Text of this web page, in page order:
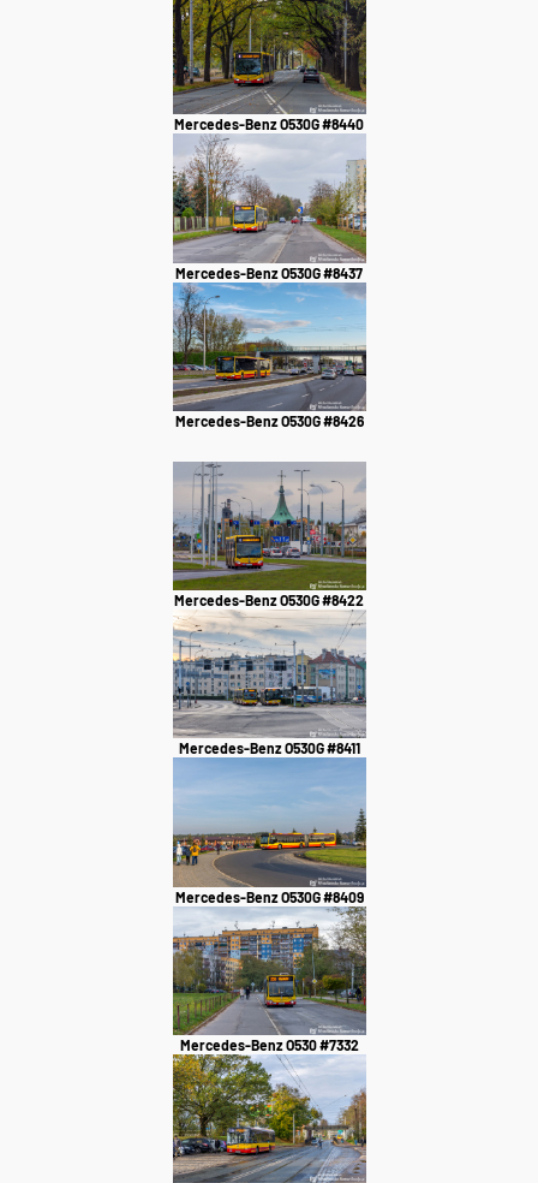
Mercedes-Benz O530G #8440
Mercedes-Benz O530G #8437
Mercedes-Benz O530G #8426
Mercedes-Benz O530G #8422
Mercedes-Benz O530G #8411
Mercedes-Benz O530G #8409
Mercedes-Benz O530 #7332